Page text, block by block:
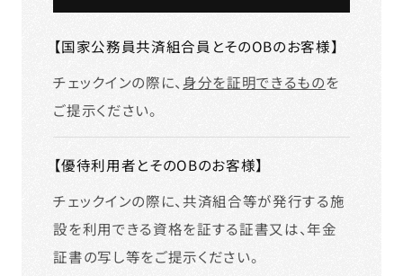
【国家公務員共済組合員とそのOBのお客様】
チェックインの際に、身分を証明できるものを
ご提示ください。
【優待利用者とそのOBのお客様】
チェックインの際に、共済組合等が発行する施
設を利用できる資格を証する証書又は、年金
証書の写し等をご提示ください。